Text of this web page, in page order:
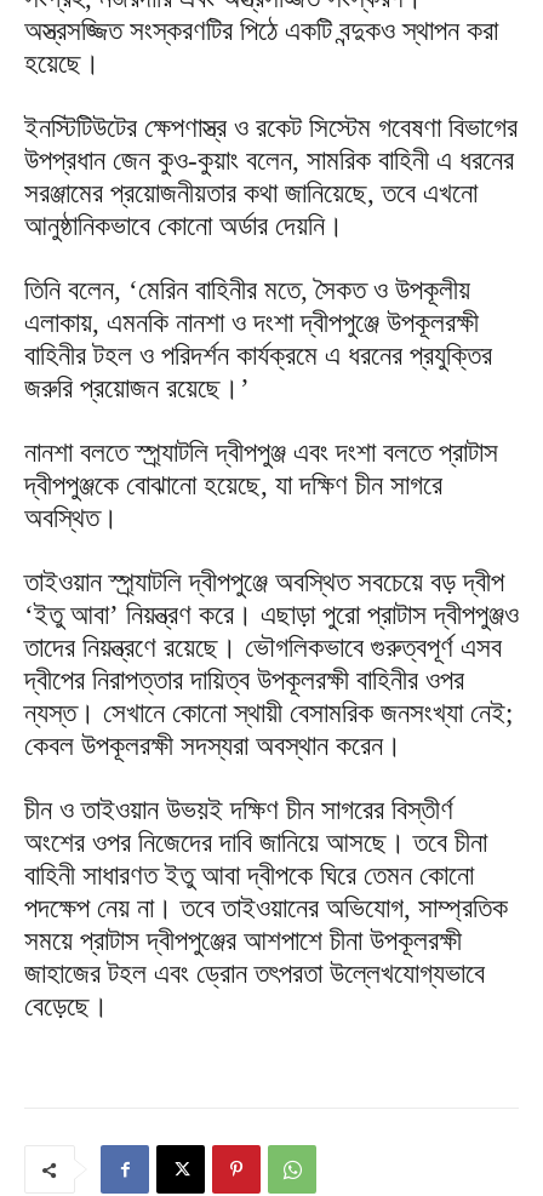
অস্ত্রসজ্জিত সংস্করণটির পিঠে একটি বন্দুকও স্থাপন করা
হয়েছে।
ইনস্টিটিউটের ক্ষেপণাস্ত্র ও রকেট সিস্টেম গবেষণা বিভাগের
উপপ্রধান জেন কুও-কুয়াং বলেন, সামরিক বাহিনী এ ধরনের
সরঞ্জামের প্রয়োজনীয়তার কথা জানিয়েছে, তবে এখনো
আনুষ্ঠানিকভাবে কোনো অর্ডার দেয়নি।
তিনি বলেন, ‘মেরিন বাহিনীর মতে, সৈকত ও উপকূলীয়
এলাকায়, এমনকি নানশা ও দংশা দ্বীপপুঞ্জে উপকূলরক্ষী
বাহিনীর টহল ও পরিদর্শন কার্যক্রমে এ ধরনের প্রযুক্তির
জরুরি প্রয়োজন রয়েছে।’
নানশা বলতে স্প্র্যাটলি দ্বীপপুঞ্জ এবং দংশা বলতে প্রাটাস
দ্বীপপুঞ্জকে বোঝানো হয়েছে, যা দক্ষিণ চীন সাগরে
অবস্থিত।
তাইওয়ান স্প্র্যাটলি দ্বীপপুঞ্জে অবস্থিত সবচেয়ে বড় দ্বীপ
‘ইতু আবা’ নিয়ন্ত্রণ করে। এছাড়া পুরো প্রাটাস দ্বীপপুঞ্জও
তাদের নিয়ন্ত্রণে রয়েছে। ভৌগলিকভাবে গুরুত্বপূর্ণ এসব
দ্বীপের নিরাপত্তার দায়িত্ব উপকূলরক্ষী বাহিনীর ওপর
ন্যস্ত। সেখানে কোনো স্থায়ী বেসামরিক জনসংখ্যা নেই;
কেবল উপকূলরক্ষী সদস্যরা অবস্থান করেন।
চীন ও তাইওয়ান উভয়ই দক্ষিণ চীন সাগরের বিস্তীর্ণ
অংশের ওপর নিজেদের দাবি জানিয়ে আসছে। তবে চীনা
বাহিনী সাধারণত ইতু আবা দ্বীপকে ঘিরে তেমন কোনো
পদক্ষেপ নেয় না। তবে তাইওয়ানের অভিযোগ, সাম্প্রতিক
সময়ে প্রাটাস দ্বীপপুঞ্জের আশপাশে চীনা উপকূলরক্ষী
জাহাজের টহল এবং ড্রোন তৎপরতা উল্লেখযোগ্যভাবে
বেড়েছে।